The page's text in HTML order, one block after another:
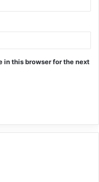
in this browser for the next